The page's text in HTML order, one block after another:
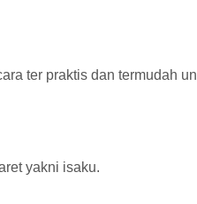
ter praktis dan termudah
yakni isaku.